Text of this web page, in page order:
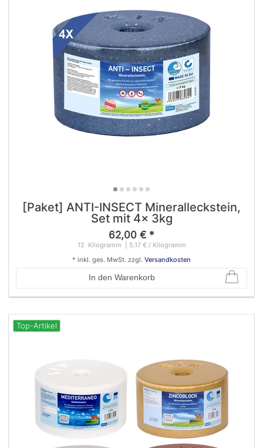
[Paket] ANTI-INSECT Mineralleckstein,
Set mit 4x 3kg
62,00 € *
12 Kilogramm | 5,17 € / Kilogramm
In den Warenkorb
* inkl. ges. MwSt. zzgl. Versandkosten
Top-Artikel